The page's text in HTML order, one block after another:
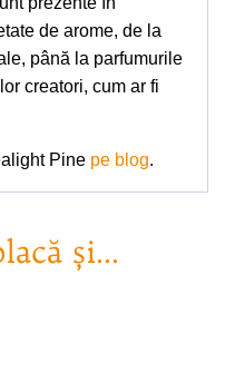
de arome, de la
până la parfumurile
creatori, cum ar fi
Pine pe blog.
și…